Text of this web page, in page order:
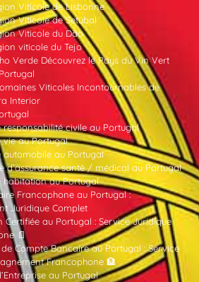
Viticole de Lisbonne
Viticole de Setúbal
Viticole du Dão
viticole du Tejo
Verde Découvrez le Pays du Vin Vert
Viticoles Incontournables de
Interior
responsabilité civile au Portugal
vie au Portugal
automobile au Portugal
d’assurance santé / médical au Portugal
habitation au Portugal
Francophone au Portugal :
Juridique Complet
Certifiée au Portugal : Service Juridique
📄
Compte Bancaire au Portugal : Service
Francophone 🏦
au Portugal